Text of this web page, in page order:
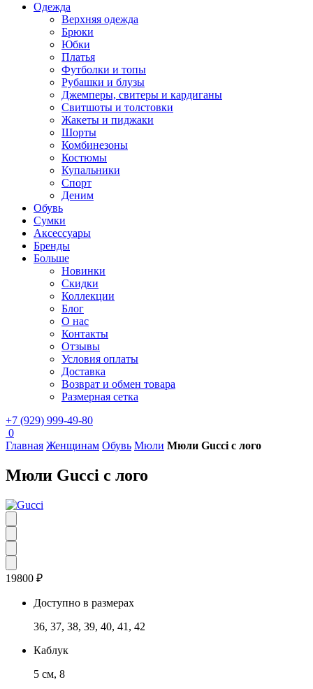
Одежда
Верхняя одежда
Брюки
Юбки
Платья
Футболки и топы
Рубашки и блузы
Джемперы, свитеры и кардиганы
Свитшоты и толстовки
Жакеты и пиджаки
Шорты
Комбинезоны
Костюмы
Купальники
Спорт
Деним
Обувь
Сумки
Аксессуары
Бренды
Больше
Новинки
Скидки
Коллекции
Блог
О нас
Контакты
Отзывы
Условия оплаты
Доставка
Возврат и обмен товара
Размерная сетка
+7 (929) 999-49-80
0
Главная Женщинам Обувь Мюли Мюли Gucci с лого
Мюли Gucci с лого
19800 ₽
Доступно в размерах
36, 37, 38, 39, 40, 41, 42
Каблук
5 см, 8